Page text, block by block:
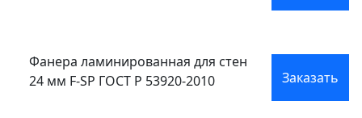
Фанера ламинированная для стен
24 мм F-SP ГОСТ Р 53920-2010
Заказать